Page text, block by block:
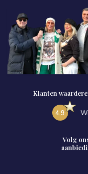
Klanten
4.9
Volg